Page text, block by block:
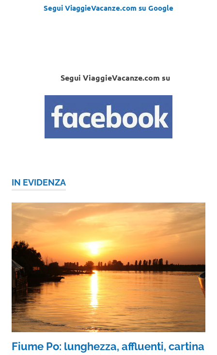
Segui ViaggieVacanze.com su Google
Segui ViaggieVacanze.com su
IN EVIDENZA
Fiume Po: lunghezza, affluenti, cartina